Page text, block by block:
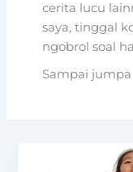
cerita lucu
saya, tinggal
ngobrol soal
Sampai